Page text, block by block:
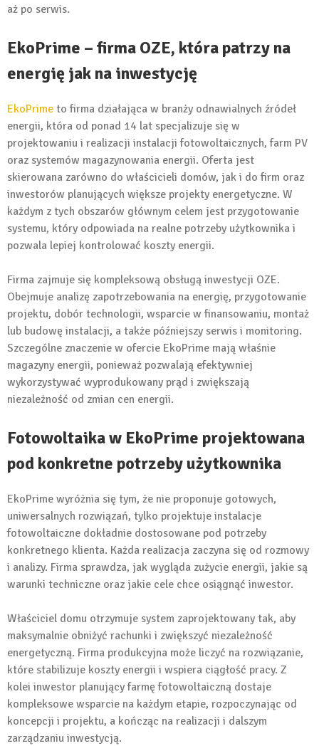
aż po serwis.
EkoPrime – firma OZE, która patrzy na
energię jak na inwestycję
EkoPrime to firma działająca w branży odnawialnych źródeł
energii, która od ponad 14 lat specjalizuje się w
projektowaniu i realizacji instalacji fotowoltaicznych, farm PV
oraz systemów magazynowania energii. Oferta jest
skierowana zarówno do właścicieli domów, jak i do firm oraz
inwestorów planujących większe projekty energetyczne. W
każdym z tych obszarów głównym celem jest przygotowanie
systemu, który odpowiada na realne potrzeby użytkownika i
pozwala lepiej kontrolować koszty energii.
Firma zajmuje się kompleksową obsługą inwestycji OZE.
Obejmuje analizę zapotrzebowania na energię, przygotowanie
projektu, dobór technologii, wsparcie w finansowaniu, montaż
lub budowę instalacji, a także późniejszy serwis i monitoring.
Szczególne znaczenie w ofercie EkoPrime mają właśnie
magazyny energii, ponieważ pozwalają efektywniej
wykorzystywać wyprodukowany prąd i zwiększają
niezależność od zmian cen energii.
Fotowoltaika w EkoPrime projektowana
pod konkretne potrzeby użytkownika
EkoPrime wyróżnia się tym, że nie proponuje gotowych,
uniwersalnych rozwiązań, tylko projektuje instalacje
fotowoltaiczne dokładnie dostosowane pod potrzeby
konkretnego klienta. Każda realizacja zaczyna się od rozmowy
i analizy. Firma sprawdza, jak wygląda zużycie energii, jakie są
warunki techniczne oraz jakie cele chce osiągnąć inwestor.
Właściciel domu otrzymuje system zaprojektowany tak, aby
maksymalnie obniżyć rachunki i zwiększyć niezależność
energetyczną. Firma produkcyjna może liczyć na rozwiązanie,
które stabilizuje koszty energii i wspiera ciągłość pracy. Z
kolei inwestor planujący farmę fotowoltaiczną dostaje
kompleksowe wsparcie na każdym etapie, rozpoczynając od
koncepcji i projektu, a kończąc na realizacji i dalszym
zarządzaniu inwestycją.